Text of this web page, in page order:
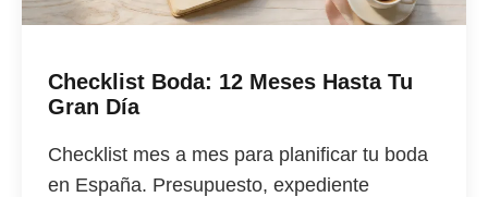
Checklist Boda: 12 Meses Hasta Tu
Gran Día
Checklist mes a mes para planificar tu boda
en España. Presupuesto, expediente